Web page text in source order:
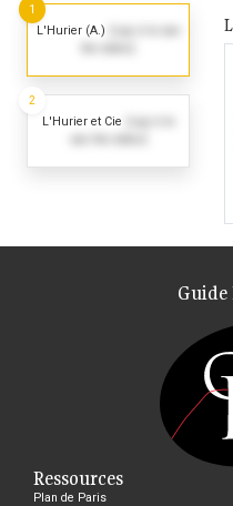
L'Hurier (A.)
1
L'Hurier et Cie
2
Guide
Ressources
Plan de Paris